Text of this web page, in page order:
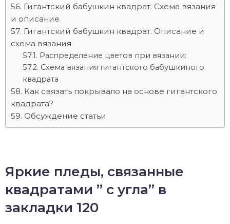
Гигантский бабушкин квадрат. Схема вязания
и описание
Гигантский бабушкин квадрат. Описание и
схема вязания
Распределение цветов при вязании:
Схема вязания гигантского бабушкиного
квадрата
Как связать покрывало на основе гигантского
квадрата?
Обсуждение статьи
Яркие пледы, связанные
квадратами ” с угла” в
закладки 120